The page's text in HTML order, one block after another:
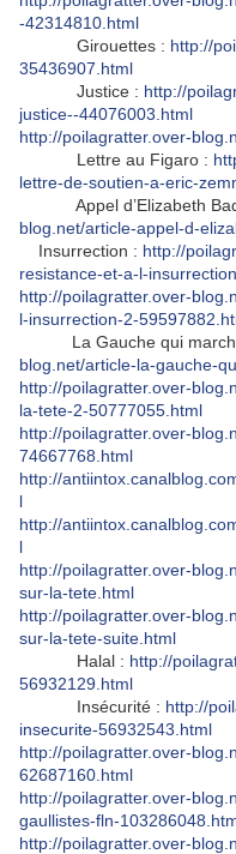
-42314810.html
Girouettes : http://
35436907.html
Justice : http://
justice--44076003.html
http://poilagratter.over-
Lettre au Figaro :
lettre-de-soutien-a-eric-
Appel d’Elizabeth
blog.net/article-appel-d-
Insurrection : http://
resistance-et-a-l-
http://poilagratter.over-
l-insurrection-2-
La Gauche qui marche
blog.net/article-la-gauche-
http://poilagratter.over-
la-tete-2-50777055.html
http://poilagratter.over-
74667768.html
http://
l
http://
l
http://poilagratter.over-
sur-la-tete.html
http://poilagratter.over-
sur-la-tete-suite.html
Halal : http://
56932129.html
Insécurité : http://
insecurite-56932543.html
http://poilagratter.over-
62687160.html
http://poilagratter.over-
gaullistes-fln-
http://poilagratter.over-